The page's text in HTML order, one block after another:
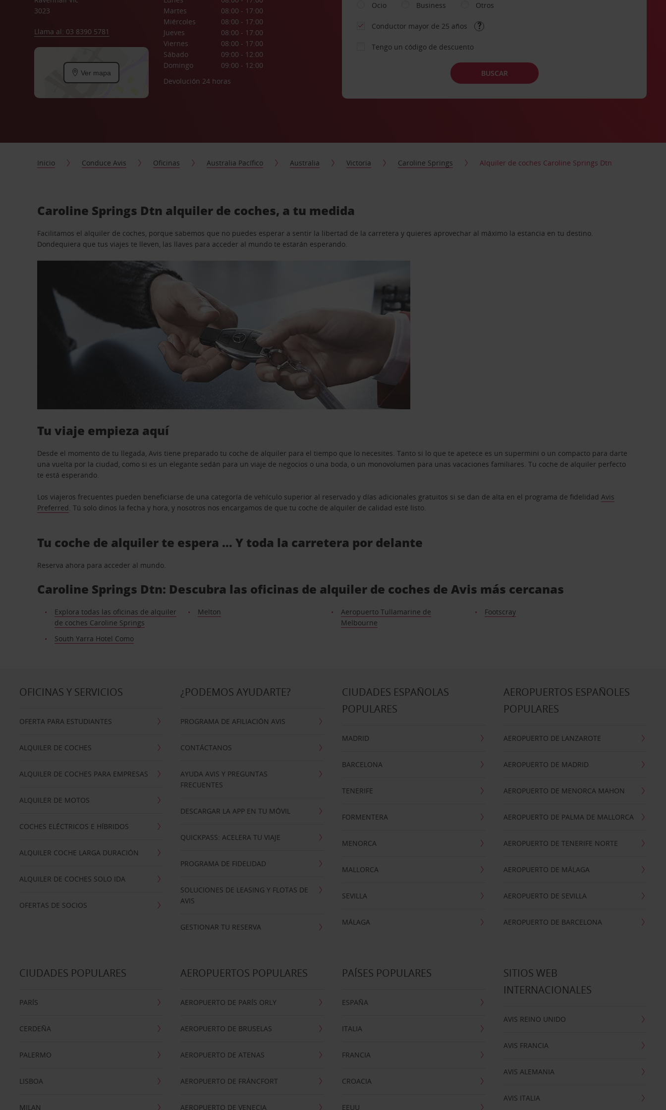
3023
Llama al: 03 8390 5781
Ver mapa
Martes
08:00 - 17:00
Miércoles
08:00 - 17:00
Jueves
08:00 - 17:00
Viernes
08:00 - 17:00
Sábado
09:00 - 12:00
Domingo
09:00 - 12:00
Devolución 24 horas
Ocio
Business Otros
Conductor mayor de 25 años
Tengo un código de descuento
BUSCAR
Inicio Conduce Avis Oficinas Australia Pacífico Australia Victoria Caroline Springs Alquiler de coches Caroline Springs Dtn
Caroline Springs Dtn alquiler de coches, a tu medida
Facilitamos el alquiler de coches, porque sabemos que no puedes esperar a sentir la libertad de la carretera y quieres aprovechar al máximo la estancia en tu destino.
Dondequiera que tus viajes te lleven, las llaves para acceder al mundo te estarán esperando.
Tu viaje empieza aquí
Desde el momento de tu llegada, Avis tiene preparado tu coche de alquiler para el tiempo que lo necesites. Tanto si lo que te apetece es un supermini o un compacto para darte
una vuelta por la ciudad, como si es un elegante sedán para un viaje de negocios o una boda, o un monovolumen para unas vacaciones familiares. Tu coche de alquiler perfecto
te está esperando.
Los viajeros frecuentes pueden beneficiarse de una categoría de vehículo superior al reservado y días adicionales gratuitos si se dan de alta en el programa de fidelidadAvis
Preferred. Tú solo dinos la fecha y hora, y nosotros nos encargamos de que tu coche de alquiler de calidad esté listo.
Tu coche de alquiler te espera … Y toda la carretera por delante
Reserva ahora para acceder al mundo.
Caroline Springs Dtn: Descubra las oficinas de alquiler de coches de Avis más cercanas
Explora todas las oficinas de alquiler
de coches Caroline Springs
Melton
Aeropuerto Tullamarine de
Melbourne
Footscray
South Yarra Hotel Como
OFICINAS Y SERVICIOS
OFERTA PARA ESTUDIANTES
ALQUILER DE COCHES
ALQUILER DE COCHES PARA EMPRESAS
ALQUILER DE MOTOS
COCHES ELÉCTRICOS E HÍBRIDOS
ALQUILER COCHE LARGA DURACIÓN
ALQUILER DE COCHES SOLO IDA
OFERTAS DE SOCIOS
¿PODEMOS AYUDARTE?
PROGRAMA DE AFILIACIÓN AVIS
CONTÁCTANOS
AYUDA AVIS Y PREGUNTAS
FRECUENTES
DESCARGAR LA APP EN TU MÓVIL
QUICKPASS: ACELERA TU VIAJE
PROGRAMA DE FIDELIDAD
SOLUCIONES DE LEASING Y FLOTAS DE
AVIS
GESTIONAR TU RESERVA
CIUDADES ESPAÑOLAS
POPULARES
MADRID
BARCELONA
TENERIFE
FORMENTERA
MENORCA
MALLORCA
SEVILLA
MÁLAGA
AEROPUERTOS ESPAÑOLES
POPULARES
AEROPUERTO DE LANZAROTE
AEROPUERTO DE MADRID
AEROPUERTO DE MENORCA MAHON
AEROPUERTO DE PALMA DE MALLORCA
AEROPUERTO DE TENERIFE NORTE
AEROPUERTO DE MÁLAGA
AEROPUERTO DE SEVILLA
AEROPUERTO DE BARCELONA
CIUDADES POPULARES
PARÍS
CERDEÑA
PALERMO
LISBOA
MILAN
AEROPUERTOS POPULARES
AEROPUERTO DE PARÍS ORLY
AEROPUERTO DE BRUSELAS
AEROPUERTO DE ATENAS
AEROPUERTO DE FRÁNCFORT
AEROPUERTO DE VENECIA
PAÍSES POPULARES
ESPAÑA
ITALIA
FRANCIA
CROACIA
EEUU
SITIOS WEB
INTERNACIONALES
AVIS REINO UNIDO
AVIS FRANCIA
AVIS ALEMANIA
AVIS ITALIA